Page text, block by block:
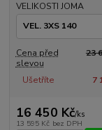
VELIKOSTI JOMA
Cena před
slevou
23
Ušetříte 7
16 450 Kč/ks
13 595 Kč bez DPH